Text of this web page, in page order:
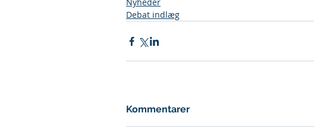
Debat indlæg
Kommentarer